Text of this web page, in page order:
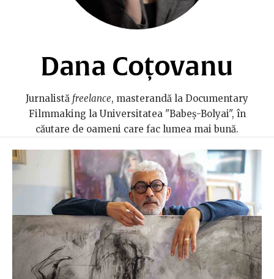
Dana Coțovanu
Jurnalistă freelance, masterandă la Documentary
Filmmaking la Universitatea "Babeș-Bolyai", în
căutare de oameni care fac lumea mai bună.